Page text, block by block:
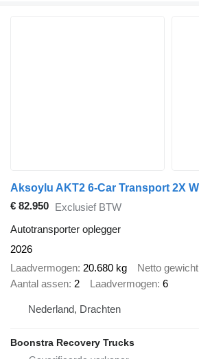
€ 82.950 Exclusief BTW
Autotransporter oplegger
2026
Laadvermogen 20.680 kg Netto gewicht
Aantal assen 2 Laadvermogen 6
Nederland, Drachten
Boonstra Recovery Trucks